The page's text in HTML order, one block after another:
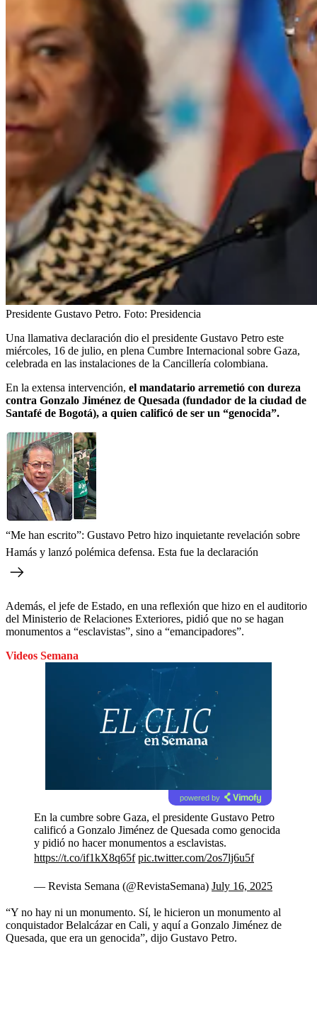
Presidente Gustavo Petro. Foto: Presidencia
Una llamativa declaración dio el presidente Gustavo Petro este
miércoles, 16 de julio, en plena Cumbre Internacional sobre Gaza,
celebrada en las instalaciones de la Cancillería colombiana.
En la extensa intervención, el mandatario arremetió con dureza
contra Gonzalo Jiménez de Quesada (fundador de la ciudad de
Santafé de Bogotá), a quien calificó de ser un “genocida”.
“Me han escrito”: Gustavo Petro hizo inquietante revelación sobre
Hamás y lanzó polémica defensa. Esta fue la declaración
Además, el jefe de Estado, en una reflexión que hizo en el auditorio
del Ministerio de Relaciones Exteriores, pidió que no se hagan
monumentos a “esclavistas”, sino a “emancipadores”.
Videos Semana
powered by
En la cumbre sobre Gaza, el presidente Gustavo Petro
calificó a Gonzalo Jiménez de Quesada como genocida
y pidió no hacer monumentos a esclavistas.
https://t.co/if1kX8q65f pic.twitter.com/2os7lj6u5f
— Revista Semana (@RevistaSemana) July 16, 2025
“Y no hay ni un monumento. Sí, le hicieron un monumento al
conquistador Belalcázar en Cali, y aquí a Gonzalo Jiménez de
Quesada, que era un genocida”, dijo Gustavo Petro.